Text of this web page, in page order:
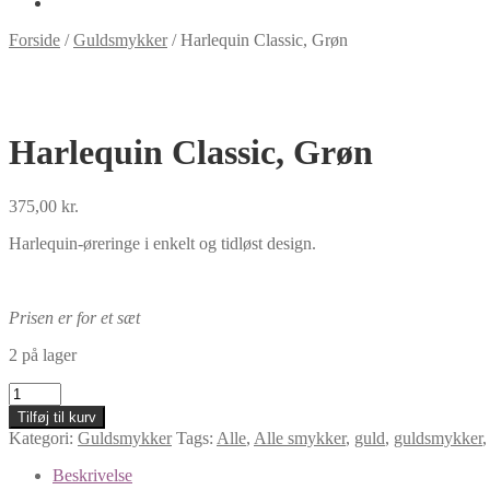
Forside /Guldsmykker/Harlequin Classic, Grøn
Harlequin Classic, Grøn
375,00 kr.
Harlequin-øreringe i enkelt og tidløst design.
Prisen er for et sæt
2 på lager
Harlequin
Classic,
Grøn
antal
Tilføj til kurv
Kategori: Guldsmykker Tags: Alle, Alle smykker, guld, guldsmykker,
Beskrivelse